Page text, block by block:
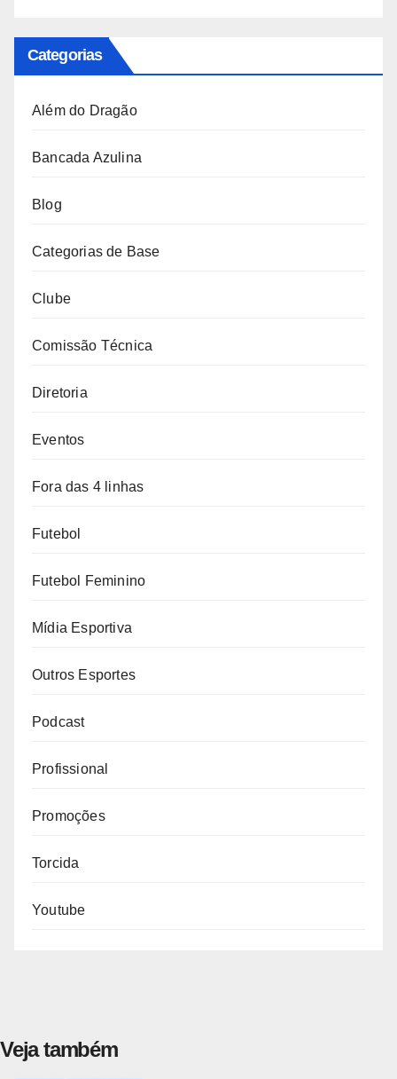
Categorias
Além do Dragão
Bancada Azulina
Blog
Categorias de Base
Clube
Comissão Técnica
Diretoria
Eventos
Fora das 4 linhas
Futebol
Futebol Feminino
Mídia Esportiva
Outros Esportes
Podcast
Profissional
Promoções
Torcida
Youtube
Veja também